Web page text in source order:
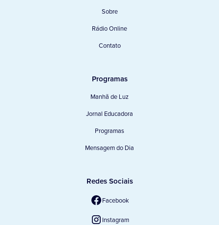
Sobre
Rádio Online
Contato
Programas
Manhã de Luz
Jornal Educadora
Programas
Mensagem do Dia
Redes Sociais
Facebook
Instagram